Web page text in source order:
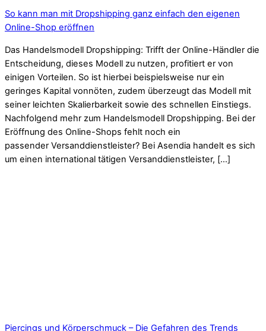
So kann man mit Dropshipping ganz einfach den eigenen
Online-Shop eröffnen
Das Handelsmodell Dropshipping: Trifft der Online-Händler die
Entscheidung, dieses Modell zu nutzen, profitiert er von
einigen Vorteilen. So ist hierbei beispielsweise nur ein
geringes Kapital vonnöten, zudem überzeugt das Modell mit
seiner leichten Skalierbarkeit sowie des schnellen Einstiegs.
Nachfolgend mehr zum Handelsmodell Dropshipping. Bei der
Eröffnung des Online-Shops fehlt noch ein
passender Versanddienstleister? Bei Asendia handelt es sich
um einen international tätigen Versanddienstleister, […]
Piercings und Körperschmuck – Die Gefahren des Trends